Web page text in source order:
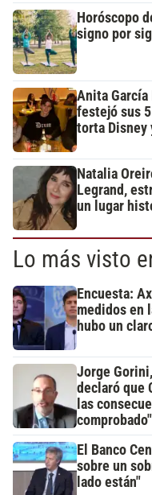
Horóscopo
signo por
Anita
festejó sus
torta
Natalia
Legrand,
un lugar
Lo más visto
Encuesta:
medidos en
hubo un
Jorge
declaró que
las
comprobado"
El Banco
sobre un
lado están"